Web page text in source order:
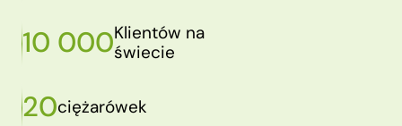
10 000Klientów na
świecie
20ciężarówek